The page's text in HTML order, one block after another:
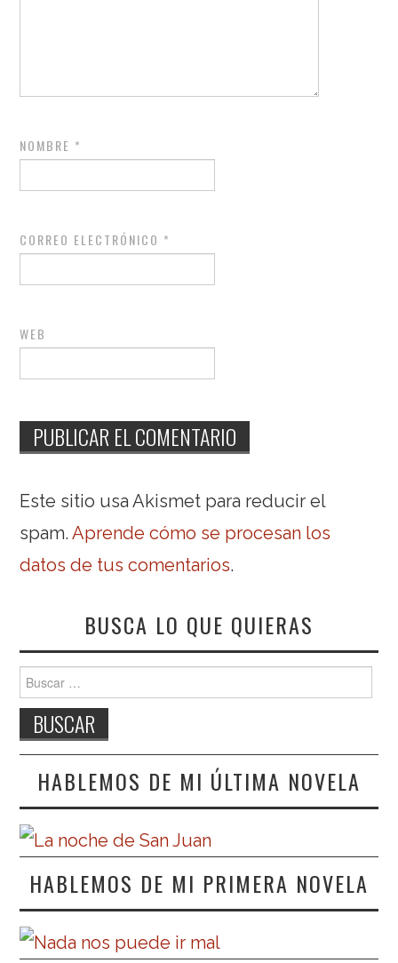
NOMBRE *
CORREO ELECTRÓNICO *
WEB
Este sitio usa Akismet para reducir el
spam.Aprende cómo se procesan los
datos de tus comentarios.
BUSCA LO QUE QUIERAS
Buscar:
HABLEMOS DE MI ÚLTIMA NOVELA
HABLEMOS DE MI PRIMERA NOVELA